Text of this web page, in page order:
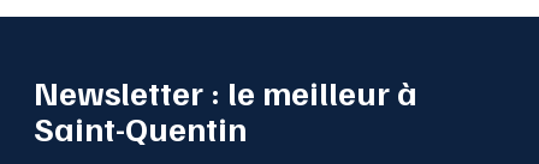
Newsletter : le meilleur à
Saint-Quentin